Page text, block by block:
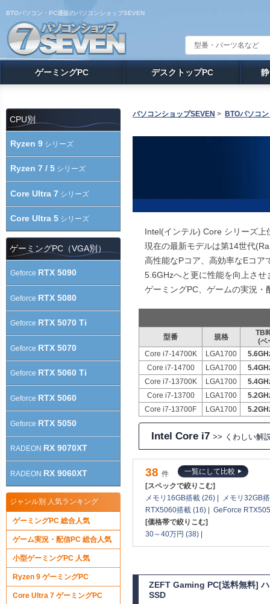
BTOパソコン・PC通販のパソコンショップSEVEN
ゲーミングPC デスクトップPC
パソコンショップSEVEN > BTOパソコ
Intel(インテル) Core シリーズ
現在の最新モデルは第14世代
高性能なPコア、高効率なEコ
5.6GHzへと更に性能を向上させ
ゲーミングPC、ゲームの実況
型番 規格
TB
(ベ
Core i7-14700K
LGA1700
Core i7-14700
LGA1700
Core i7-13700K
LGA1700
Core i7-13700
LGA1700
Core i7-13700F
LGA1700
Intel Core i7 >> くわしい解
38 件
一覧にして比較
[スペックで絞りこむ]
メモリ16GB搭載 (26) |
メモリ32GB
RTX5060搭載 (16) | GeForce
[価格帯で絞りこむ]
30～40万円 (38) |
ZEFT Gaming PC[送料無料]
SSD
CPU別
Ryzen 9 シリーズ
Ryzen 7 / 5 シリーズ
Core Ultra 7 シリーズ
Core Ultra 5 シリーズ
ゲーミングPC（VGA別）
Geforce RTX 5090
Geforce RTX 5080
Geforce RTX 5070 Ti
Geforce RTX 5070
Geforce RTX 5060 Ti
Geforce RTX 5060
Geforce RTX 5050
RADEON RX 9070XT
RADEON RX 9060XT
ジャンル別 人気ランキング
ゲーミングPC 総合人気
ゲーム実況・配信PC 総合人気
小型ゲーミングPC 人気
Ryzen 9 ゲーミングPC
Core Ultra 7 ゲーミングPC